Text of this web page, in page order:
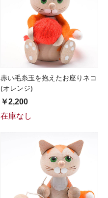
赤い毛糸玉を抱えたお座りネコ
(オレンジ)
￥2,200
在庫なし